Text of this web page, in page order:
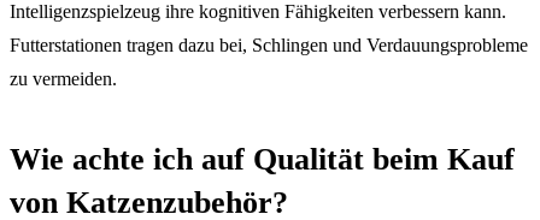
Intelligenzspielzeug ihre kognitiven Fähigkeiten verbessern kann.
Futterstationen tragen dazu bei, Schlingen und Verdauungsprobleme
zu vermeiden.
Wie achte ich auf Qualität beim Kauf
von Katzenzubehör?